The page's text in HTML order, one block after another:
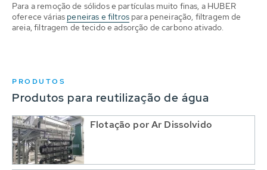
Para a remoção de sólidos e partículas muito finas, a HUBER
oferece várias peneiras e filtrospara peneiração, filtragem de
areia, filtragem de tecido e adsorção de carbono ativado.
PRODUTOS
Produtos para reutilização de água
Flotação por Ar Dissolvido